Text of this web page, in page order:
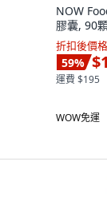
NOW
膠囊, 90
折扣後價格
59%
運費 $195
WOW免運